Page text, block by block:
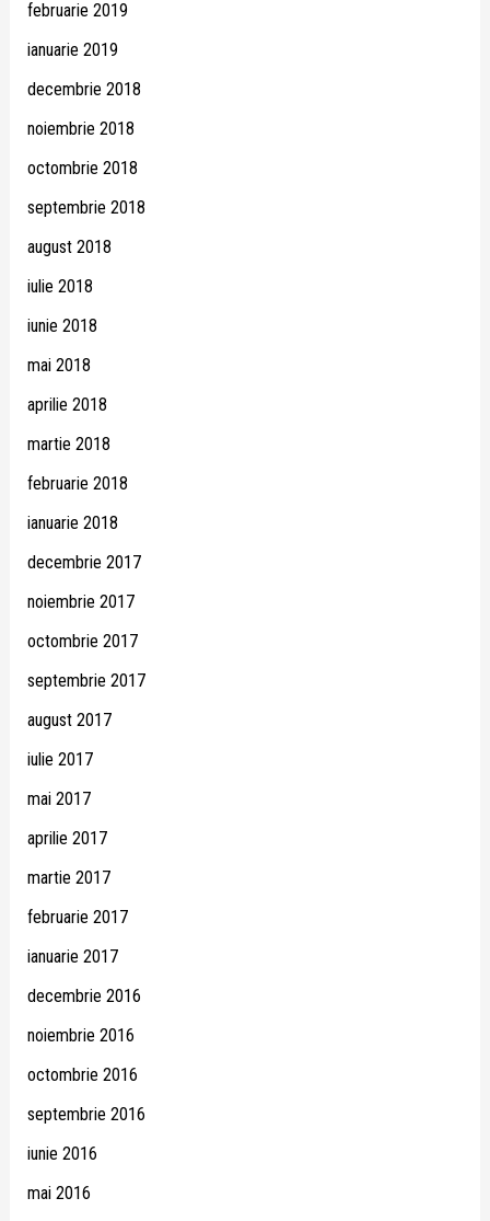
februarie 2019
ianuarie 2019
decembrie 2018
noiembrie 2018
octombrie 2018
septembrie 2018
august 2018
iulie 2018
iunie 2018
mai 2018
aprilie 2018
martie 2018
februarie 2018
ianuarie 2018
decembrie 2017
noiembrie 2017
octombrie 2017
septembrie 2017
august 2017
iulie 2017
mai 2017
aprilie 2017
martie 2017
februarie 2017
ianuarie 2017
decembrie 2016
noiembrie 2016
octombrie 2016
septembrie 2016
iunie 2016
mai 2016